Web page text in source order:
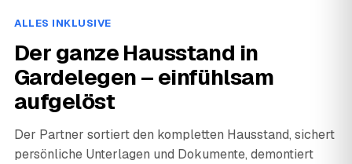
ALLES INKLUSIVE
Der ganze Hausstand in
Gardelegen – einfühlsam
aufgelöst
Der Partner sortiert den kompletten Hausstand, sichert
persönliche Unterlagen und Dokumente, demontiert